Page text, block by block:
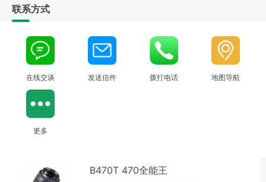
联系方式
在线交谈 发送信件 拨打电话 地图导航
更多
B470T 470全能王